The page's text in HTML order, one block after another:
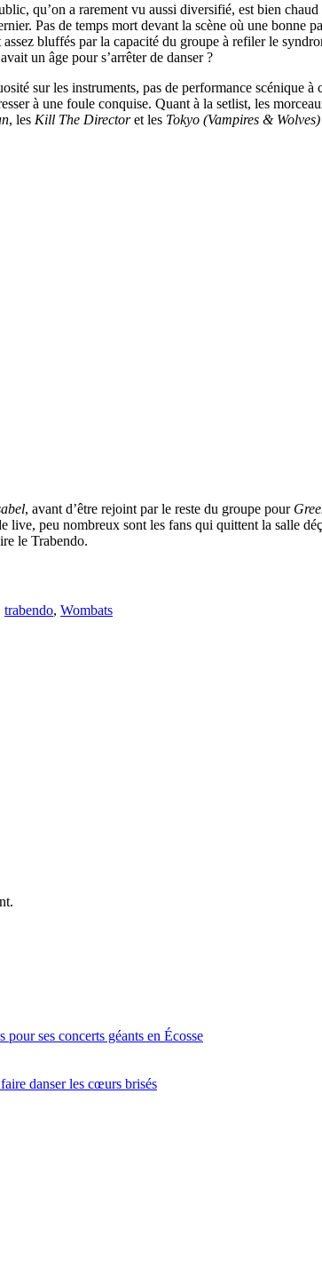
qu’on a rarement vu aussi diversifié, est bien
Pas de temps mort devant la scène où une bonne
bluffés par la capacité du groupe à refiler le
un âge pour s’arrêter de danser ?
sur les instruments, pas de performance scénique
à une foule conquise. Quant à la setlist, les
, les Kill The Directoret les Tokyo (Vampires & Wolves)
, avant d’être rejoint par le reste du groupe pour
live, peu nombreux sont les fans qui quittent la salle
le Trabendo.
trabendo, Wombats
ses concerts géants en Écosse
danser les cœurs brisés